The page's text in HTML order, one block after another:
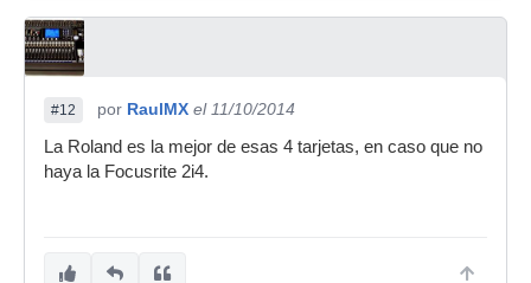
#12 por RaulMX el 11/10/2014
La Roland es la mejor de esas 4 tarjetas, en caso que no
haya la Focusrite 2i4.